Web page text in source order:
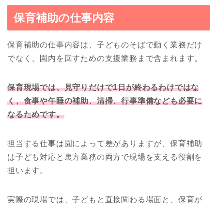
保育補助の仕事内容
保育補助の仕事内容は、子どものそばで動く業務だけ
でなく、園内を回すための支援業務まで含まれます。
保育現場では、見守りだけで1日が終わるわけではな
く、食事や午睡の補助、清掃、行事準備なども必要に
なるためです。
担当する仕事は園によって差がありますが、保育補助
は子ども対応と裏方業務の両方で現場を支える役割を
担います。
実際の現場では、子どもと直接関わる場面と、保育が